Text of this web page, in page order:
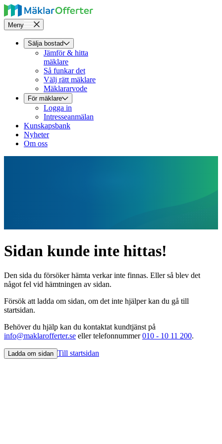
Meny
Sälja bostad
Jämför & hitta
mäklare
Så funkar det
Välj rätt mäklare
Mäklararvode
För mäklare
Logga in
Intresseanmälan
Kunskapsbank
Nyheter
Om oss
Sidan kunde inte hittas!
Den sida du försöker hämta verkar inte finnas. Eller så blev det
något fel vid hämtningen av sidan.
Försök att ladda om sidan, om det inte hjälper kan du gå till
startsidan.
Behöver du hjälp kan du kontaktat kundtjänst på
info@maklarofferter.se eller telefonnummer010 - 10 11 200.
Ladda om sidan Till startsidan